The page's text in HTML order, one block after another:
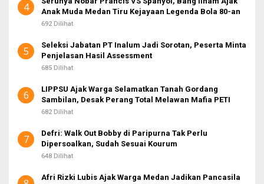
4
Anak Muda Medan Tiru Kejayaan Legenda Bola 80-an
692 Dilihat
5
Seleksi Jabatan PT Inalum Jadi Sorotan, Peserta Minta
Penjelasan Hasil Assessment
685 Dilihat
6
LIPPSU Ajak Warga Selamatkan Tanah Gordang
Sambilan, Desak Perang Total Melawan Mafia PETI
682 Dilihat
7
Defri: Walk Out Bobby di Paripurna Tak Perlu
Dipersoalkan, Sudah Sesuai Kourum
648 Dilihat
Afri Rizki Lubis Ajak Warga Medan Jadikan Pancasila